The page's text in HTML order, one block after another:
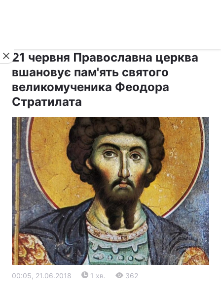
21 червня Православна церква
вшановує пам'ять святого
великомученика Феодора
Стратилата
00:05, 21.06.2018 1 хв. 362